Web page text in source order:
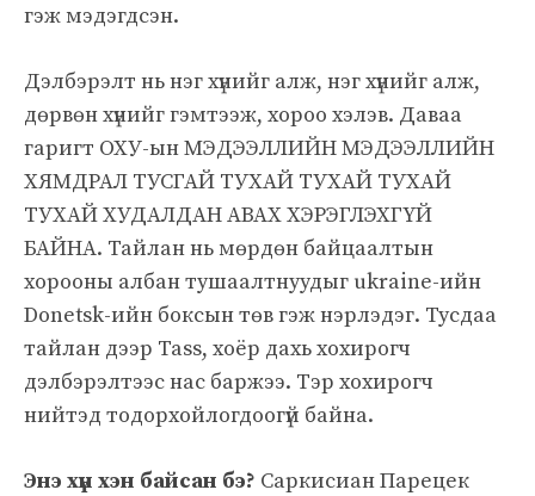
гэж мэдэгдсэн.
Дэлбэрэлт нь нэг хүнийг алж, нэг хүнийг алж,
дөрвөн хүнийг гэмтээж, хороо хэлэв. Даваа
гаригт ОХУ-ын МЭДЭЭЛЛИЙН МЭДЭЭЛЛИЙН
ХЯМДРАЛ ТУСГАЙ ТУХАЙ ТУХАЙ ТУХАЙ
ТУХАЙ ХУДАЛДАН АВАХ ХЭРЭГЛЭХГҮЙ
БАЙНА. Тайлан нь мөрдөн байцаалтын
хорооны албан тушаалтнуудыг ukraine-ийн
Donetsk-ийн боксын төв гэж нэрлэдэг. Тусдаа
тайлан дээр Tass, хоёр дахь хохирогч
дэлбэрэлтээс нас баржээ. Тэр хохирогч
нийтэд тодорхойлогдоогүй байна.
Энэ хүн хэн байсан бэ? Саркисиан Парецек